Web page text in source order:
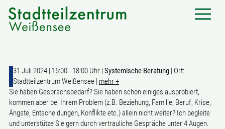
31 Juli 2024 | 15:00 - 18:00 Uhr | Systemische Beratung | Ort:
Stadtteilzentrum Weißensee | mehr +
Sie haben Gesprächsbedarf? Sie haben schon einiges ausprobiert,
kommen aber bei Ihrem Problem (z.B. Beziehung, Familie, Beruf, Krise,
Ängste, Entscheidungen, Konflikte etc.) allein nicht weiter? Ich begleite
und unterstütze Sie gern durch vertrauliche Gespräche unter 4 Augen.